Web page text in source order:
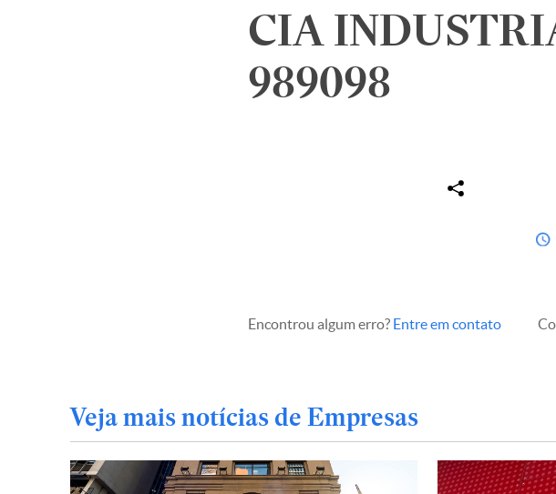
CIA
989098
Encontrou algum erro? Entre em contato
Veja mais notícias de Empresas